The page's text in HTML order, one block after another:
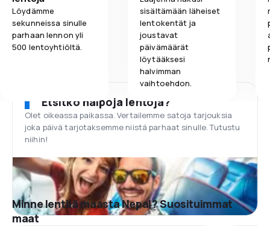
Löydämme
sekunneissa sinulle
parhaan lennon yli
500 lentoyhtiöltä.
sisältämään läheiset
lentokentät ja
joustavat
päivämäärät
löytääksesi
halvimman
vaihtoehdon.
Etsitkö halpoja lentoja?
Olet oikeassa paikassa. Vertailemme satoja tarjouksia
joka päivä tarjotaksemme niistä parhaat sinulle. Tutustu
niihin!
Minne lentää maasta Nepal? Suosituimmat
maat